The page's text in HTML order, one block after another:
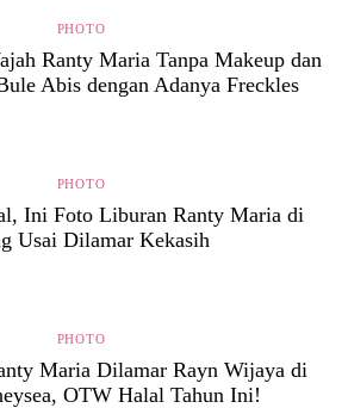
PHOTO
Ranty Maria Tanpa Makeup dan
Abis dengan Adanya Freckles
PHOTO
Ini Foto Liburan Ranty Maria di
Usai Dilamar Kekasih
PHOTO
Maria Dilamar Rayn Wijaya di
OTW Halal Tahun Ini!